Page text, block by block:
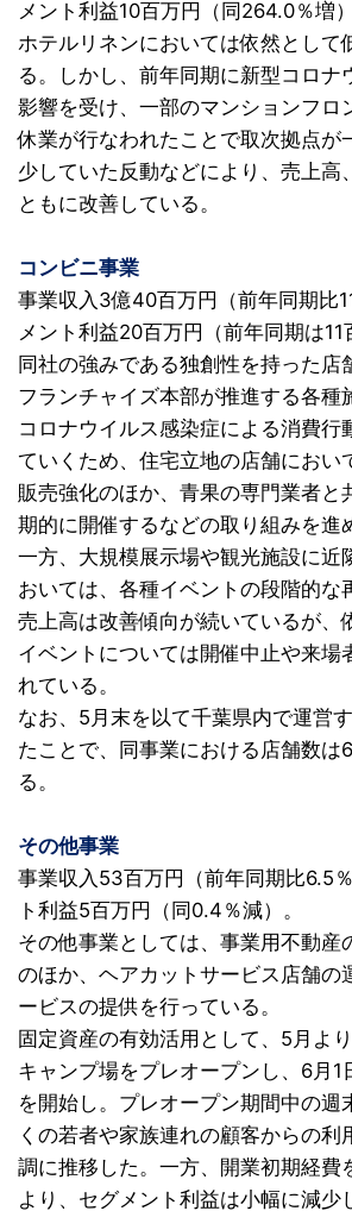
メント利益10百万円（同264.0％増）
ホテルリネンにおいては依然として
る。しかし、前年同期に新型コロナ
影響を受け、一部のマンションフロ
休業が行なわれたことで取次拠点が
少していた反動などにより、売上高
ともに改善している。
コンビニ事業
事業収入3億40百万円（前年同期比
メント利益20百万円（前年同期は11
同社の強みである独創性を持った店
フランチャイズ本部が推進する各種
コロナウイルス感染症による消費行
ていくため、住宅立地の店舗におい
販売強化のほか、青果の専門業者と
期的に開催するなどの取り組みを進
一方、大規模展示場や観光施設に近
おいては、各種イベントの段階的な
売上高は改善傾向が続いているが、
イベントについては開催中止や来場
れている。
なお、5月末を以て千葉県内で運営
たことで、同事業における店舗数は
る。
その他事業
事業収入53百万円（前年同期比6.5
ト利益5百万円（同0.4％減）。
その他事業としては、事業用不動産
のほか、ヘアカットサービス店舗の
ービスの提供を行っている。
固定資産の有効活用として、5月よ
キャンプ場をプレオープンし、6月1
を開始し。プレオープン期間中の週
くの若者や家族連れの顧客からの利
調に推移した。一方、開業初期経費
より、セグメント利益は小幅に減少